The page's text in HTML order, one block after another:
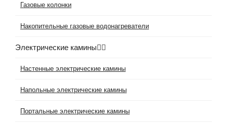
Газовые колонки
Накопительные газовые водонагреватели
Электрические камины
Настенные электрические камины
Напольные электрические камины
Портальные электрические камины